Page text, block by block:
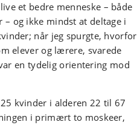
et bedre menneske – både
– og ikke mindst at deltage i
når jeg spurgte, hvorfor
elever og lærere, svarede
en tydelig orientering mod
kvinder i alderen 22 til 67
i primært to moskeer,